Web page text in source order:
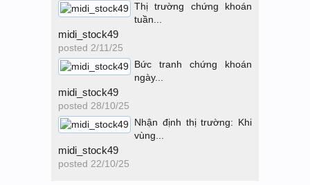
Thị trường chứng khoán
tuần...
midi_stock49
posted 2/11/25
Bức tranh chứng khoán
ngày...
midi_stock49
posted 28/10/25
Nhận định thị trường: Khi
vùng...
midi_stock49
posted 22/10/25